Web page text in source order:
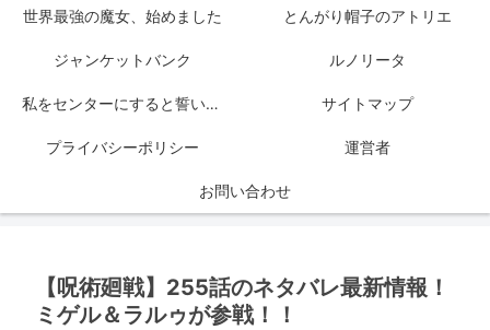
世界最強の魔女、始めました とんがり帽子のアトリエ
ジャンケットバンク ルノリータ
私をセンターにすると誓いますか？ サイトマップ
プライバシーポリシー 運営者
お問い合わせ
【呪術廻戦】255話のネタバレ最新情報！
ミゲル＆ラルゥが参戦！！